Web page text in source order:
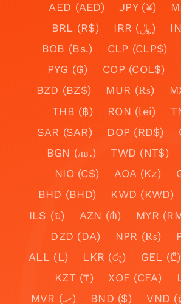
AED (AED)
JPY (¥)
BRL (R$)
IRR (﷼)
BOB (Bs.)
CLP (CLP$)
PYG (₲)
COP (COL$)
BZD (BZ$)
MUR (₨)
THB (฿)
RON (lei)
SAR (SAR)
DOP (RD$)
BGN (лв.)
TWD (NT$)
NIO (C$)
AOA (Kz)
BHD (BHD)
KWD (KWD)
ILS (₪)
AZN (₼) MYR
DZD (DA)
NPR (₨)
ALL (L)
LKR (රු) GEL (₾)
KZT (₸)
XOF (CFA)
MVR (.ރ)
BND ($) VND